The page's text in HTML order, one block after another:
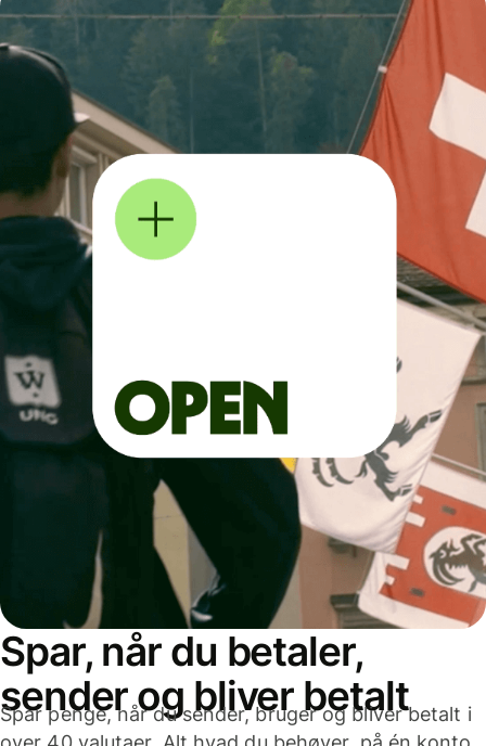
Spar, når du betaler,
sender og bliver betalt
Spar penge, når du sender, bruger og bliver betalt i